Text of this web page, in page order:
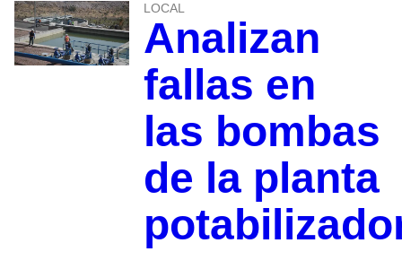
LOCAL
Analizan
fallas en
las bombas
de la planta